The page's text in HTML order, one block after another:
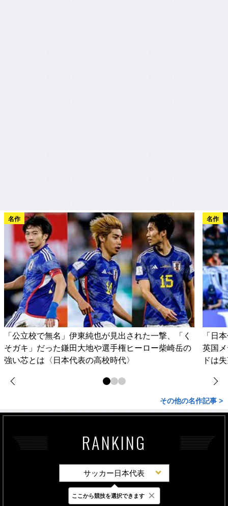
名作
「公立校で無名」伊東純也が見出された一撃、「く
そガキ」だった鎌田大地や選手権ヒーロー柴崎岳の
強い芯とは〈日本代表の高校時代〉
名作
「日
英国
ドは
その他の名作記事 >
RANKING
サッカー日本代表
最新 24時間 週間
ここから競技を選択できます ×